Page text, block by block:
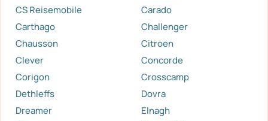
CS Reisemobile
Carado
Carthago
Challenger
Chausson
Citroen
Clever
Concorde
Corigon
Crosscamp
Dethleffs
Dovra
Dreamer
Elnagh